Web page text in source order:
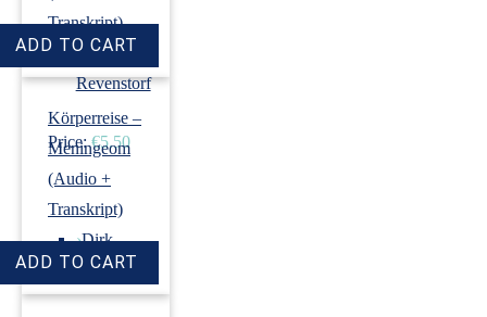
Transkript)
›Dirk
Revenstorf
Price: €5.50
Körperreise –
Meningeom
(Audio +
Transkript)
›Dirk
Revenstorf